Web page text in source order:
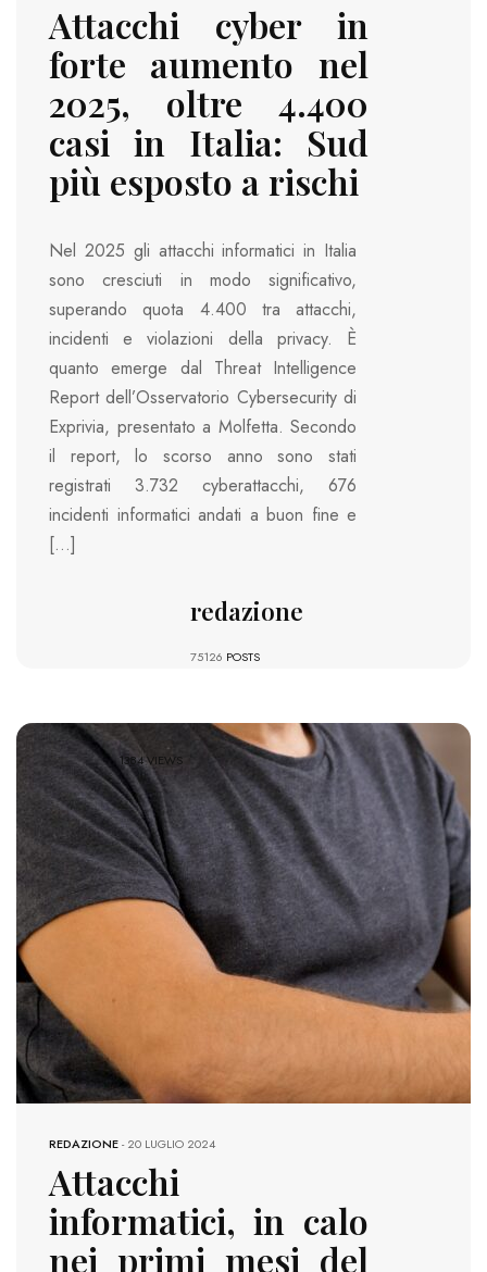
Attacchi cyber in
forte aumento nel
2025, oltre 4.400
casi in Italia: Sud
più esposto a rischi
Nel 2025 gli attacchi informatici in Italia
sono cresciuti in modo significativo,
superando quota 4.400 tra attacchi,
incidenti e violazioni della privacy. È
quanto emerge dal Threat Intelligence
Report dell’Osservatorio Cybersecurity di
Exprivia, presentato a Molfetta. Secondo
il report, lo scorso anno sono stati
registrati 3.732 cyberattacchi, 676
incidenti informatici andati a buon fine e
[…]
redazione
75126 POSTS
1384 VIEWS
REDAZIONE-20 LUGLIO 2024
Attacchi
informatici, in calo
nei primi mesi del